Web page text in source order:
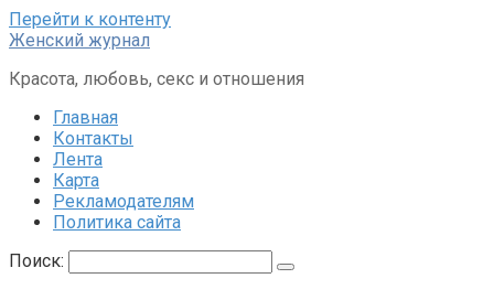
Перейти к контенту
Женский журнал
Красота, любовь, секс и отношения
Главная
Контакты
Лента
Карта
Рекламодателям
Политика сайта
Поиск: